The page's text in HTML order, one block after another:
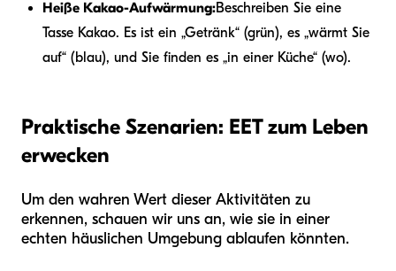
Heiße Kakao-Aufwärmung:Beschreiben Sie eine
Tasse Kakao. Es ist ein „Getränk“ (grün), es „wärmt Sie
auf“ (blau), und Sie finden es „in einer Küche“ (wo).
Praktische Szenarien: EET zum Leben
erwecken
Um den wahren Wert dieser Aktivitäten zu
erkennen, schauen wir uns an, wie sie in einer
echten häuslichen Umgebung ablaufen könnten.